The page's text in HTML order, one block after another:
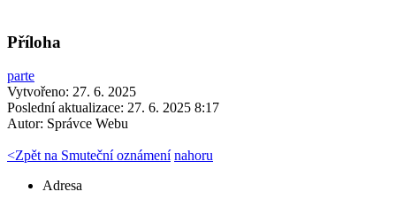
Příloha
parte
Vytvořeno: 27. 6. 2025
Poslední aktualizace: 27. 6. 2025 8:17
Autor: Správce Webu
<Zpět na Smuteční oznámení nahoru
Adresa